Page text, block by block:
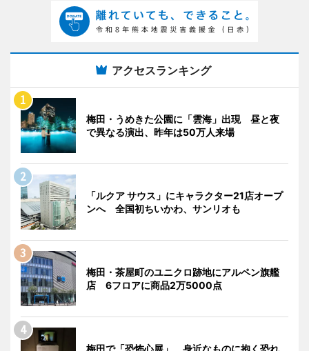
アクセスランキング
梅田・うめきた公園に「雲海」出現 昼と夜
で異なる演出、昨年は50万人来場
「ルクア サウス」にキャラクター21店オープ
ンへ 全国初ちいかわ、サンリオも
梅田・茶屋町のユニクロ跡地にアルペン旗艦
店 6フロアに商品2万5000点